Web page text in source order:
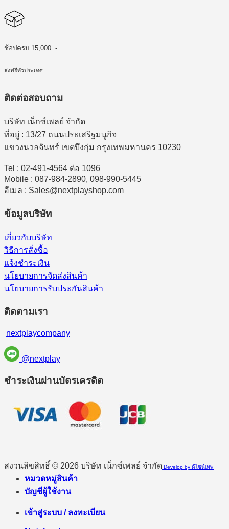
ช้อปครบ 15,000 .-
ส่งฟรีทั่วประเทศ
ติดต่อสอบถาม
บริษัท เน็กซ์เพลย์ จำกัด
ที่อยู่ : 13/27 ถนนประเสริฐมนูกิจ
แขวงนวลจันทร์ เขตบึงกุ่ม กรุงเทพมหานคร 10230
Tel : 02-491-4564 ต่อ 1096
Mobile : 087-984-2890, 098-990-5445
อีเมล : Sales@nextplayshop.com
ข้อมูลบริษัท
เกี่ยวกับบริษัท
วิธีการสั่งซื้อ
แจ้งชำระเงิน
นโยบายการจัดส่งสินค้า
นโยบายการรับประกันสินค้า
ติดตามเรา
nextplaycompany
@nextplay
ชำระเงินผ่านบัตรเครดิต
สงวนลิขสิทธิ์ © 2026 บริษัท เน็กซ์เพลย์ จำกัด Develop by ดีไซน์เทพ
หมวดหมู่สินค้า
บัญชีผู้ใช้งาน
เข้าสู่ระบบ / ลงทะเบียน